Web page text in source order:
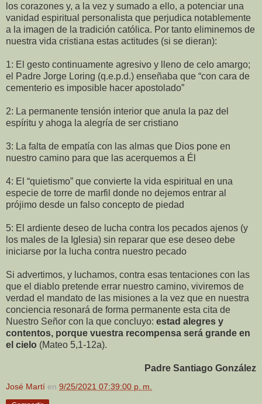
los corazones y, a la vez y sumado a ello, a potenciar una
vanidad espiritual personalista que perjudica notablemente
a la imagen de la tradición católica. Por tanto eliminemos de
nuestra vida cristiana estas actitudes (si se dieran):
1: El gesto continuamente agresivo y lleno de celo amargo;
el Padre Jorge Loring (q.e.p.d.) enseñaba que “con cara de
cementerio es imposible hacer apostolado”
2: La permanente tensión interior que anula la paz del
espíritu y ahoga la alegría de ser cristiano
3: La falta de empatía con las almas que Dios pone en
nuestro camino para que las acerquemos a Él
4: El “quietismo” que convierte la vida espiritual en una
especie de torre de marfil donde no dejemos entrar al
prójimo desde un falso concepto de piedad
5: El ardiente deseo de lucha contra los pecados ajenos (y
los males de la Iglesia) sin reparar que ese deseo debe
iniciarse por la lucha contra nuestro pecado
Si advertimos, y luchamos, contra esas tentaciones con las
que el diablo pretende errar nuestro camino, viviremos de
verdad el mandato de las misiones a la vez que en nuestra
conciencia resonará de forma permanente esta cita de
Nuestro Señor con la que concluyo: estad alegres y
contentos, porque vuestra recompensa será grande en
el cielo (Mateo 5,1-12a).
Padre Santiago González
José Martí en 9/25/2021 07:39:00 p. m.